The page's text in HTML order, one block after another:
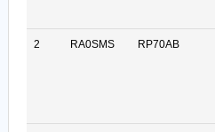
2 RA0SMS RP70AB